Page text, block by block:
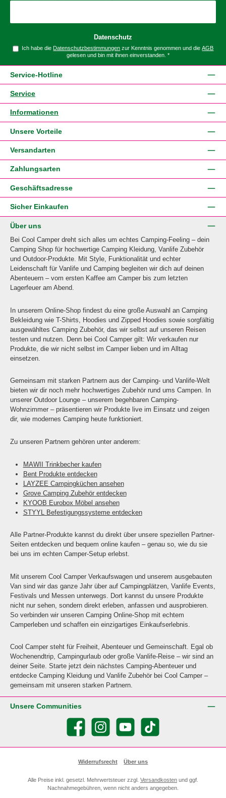
Datenschutz
Ich habe dieDatenschutzbestimmungen zur Kenntnis genommen und dieAGB
gelesen und bin mit ihnen einverstanden. *
Service-Hotline
Service
Informationen
Unsere Vorteile
Versandarten
Zahlungsarten
Geschäftsadresse
Sicher Einkaufen
Über uns
Bei Cool Camper dreht sich alles um echtes Camping-Feeling – dein
Camping Shop für hochwertige Camping Kleidung, Vanlife Zubehör
und Outdoor-Produkte. Mit Style, Funktionalität und echter
Leidenschaft für Vanlife und Camping begleiten wir dich auf deinen
Abenteuern – vom ersten Kaffee am Camper bis zum letzten
Lagerfeuer am Abend.
In unserem Online-Shop findest du eine große Auswahl an Camping
Bekleidung wie T-Shirts, Hoodies und Zipped Hoodies sowie sorgfältig
ausgewähltes Camping Zubehör, das wir selbst auf unseren Reisen
testen und nutzen. Denn bei Cool Camper gilt: Wir verkaufen nur
Produkte, die wir nicht selbst im Camper lieben und im Alltag
einsetzen.
Gemeinsam mit starken Partnern aus der Camping- und Vanlife-Welt
bieten wir dir noch mehr hochwertiges Zubehör rund ums Campen. In
unserer Outdoor Lounge – unserem begehbaren Camping-
Wohnzimmer – präsentieren wir Produkte live im Einsatz und zeigen
dir, wie modernes Camping heute funktioniert.
Zu unseren Partnern gehören unter anderem:
MAWII Trinkbecher kaufen
Bent Produkte entdecken
LAYZEE Campingküchen ansehen
Grove Camping Zubehör entdecken
KYOOB Eurobox Möbel ansehen
STYYL Befestigungssysteme entdecken
Alle Partner-Produkte kannst du direkt über unsere speziellen Partner-
Seiten entdecken und bequem online kaufen – genau so, wie du sie
bei uns im echten Camper-Setup erlebst.
Mit unserem Cool Camper Verkaufswagen und unserem ausgebauten
Van sind wir das ganze Jahr über auf Campingplätzen, Vanlife Events,
Festivals und Messen unterwegs. Dort kannst du unsere Produkte
nicht nur sehen, sondern direkt erleben, anfassen und ausprobieren.
So verbinden wir unseren Camping Online-Shop mit echtem
Camperleben und schaffen ein einzigartiges Einkaufserlebnis.
Cool Camper steht für Freiheit, Abenteuer und Gemeinschaft. Egal ob
Wochenendtrip, Campingurlaub oder große Vanlife-Reise – wir sind an
deiner Seite. Starte jetzt dein nächstes Camping-Abenteuer und
entdecke Camping Kleidung und Vanlife Zubehör bei Cool Camper –
gemeinsam mit unseren starken Partnern.
Unsere Communities
Facebook Instagram YouTube TikTok
Widerrufsrecht Über uns
Alle Preise inkl. gesetzl. Mehrwertsteuer zzgl. Versandkosten und ggf.
Nachnahmegebühren, wenn nicht anders angegeben.